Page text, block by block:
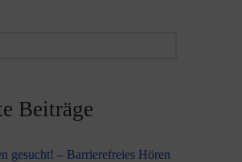
Beiträge
gesucht! – Barrierefreies Hören